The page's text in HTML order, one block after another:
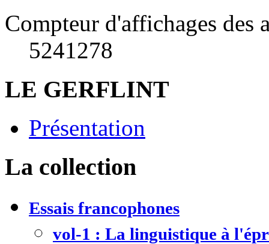
Compteur d'affichages des
5241278
LE GERFLINT
Présentation
La collection
Essais francophones
vol-1 : La linguistique à